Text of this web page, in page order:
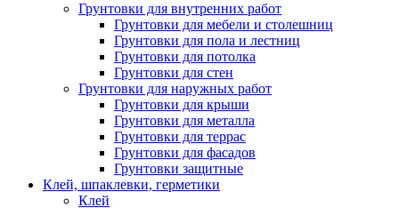
Грунтовки для внутренних работ
Грунтовки для мебели и столешниц
Грунтовки для пола и лестниц
Грунтовки для потолка
Грунтовки для стен
Грунтовки для наружных работ
Грунтовки для крыши
Грунтовки для металла
Грунтовки для террас
Грунтовки для фасадов
Грунтовки защитные
Клей, шпаклевки, герметики
Клей